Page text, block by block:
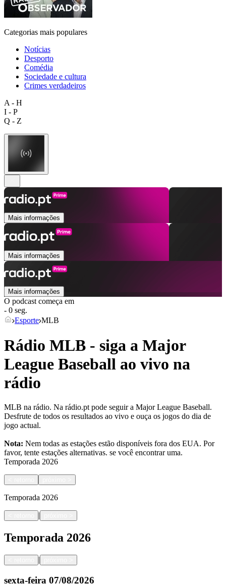
Categorias mais populares
Notícias
Desporto
Comédia
Sociedade e cultura
Crimes verdadeiros
A - H
I - P
Q - Z
Mais informações
Mais informações
Mais informações
O podcast começa em
- 0 seg.
Esporte MLB
Rádio MLB - siga a Major
League Baseball ao vivo na
rádio
MLB na rádio. Na rádio.pt pode seguir a Major League Baseball.
Desfrute de todos os resultados ao vivo e ouça os jogos do dia de
jogo actual.
Nota: Nem todas as estações estão disponíveis fora dos EUA. Por
favor, tente estações alternativas. se você encontrar uma.
Temporada 2026
Temporada 2026
|
Temporada 2026
|
sexta-feira 07/08/2026